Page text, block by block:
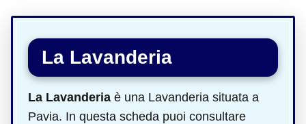
La Lavanderia
La Lavanderia è una Lavanderia situata a
Pavia. In questa scheda puoi consultare